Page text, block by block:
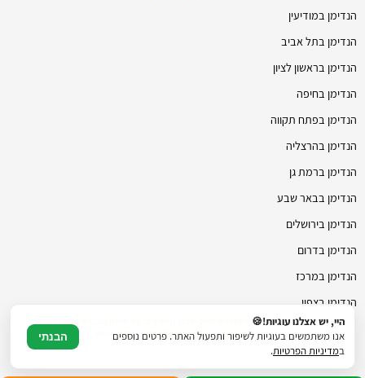
הנדימן במודיעין
הנדימן בתל אביב
הנדימן בראשון לציון
הנדימן בחיפה
הנדימן בפתח תקווה
הנדימן בהרצליה
הנדימן ברמת גן
הנדימן בבאר שבע
הנדימן בירושלים
הנדימן בדרום
הנדימן במרכז
הנדימן בצפון
hmanhman.co.il@gmail.com | טלפון: 077-4706236
היי, יש אצלנו עוגיות!🍪
אנו משתמשים בעוגיות לשיפור ותפעול האתר. פרטים נוספים
במדיניות הפרטיות.
הבנתי